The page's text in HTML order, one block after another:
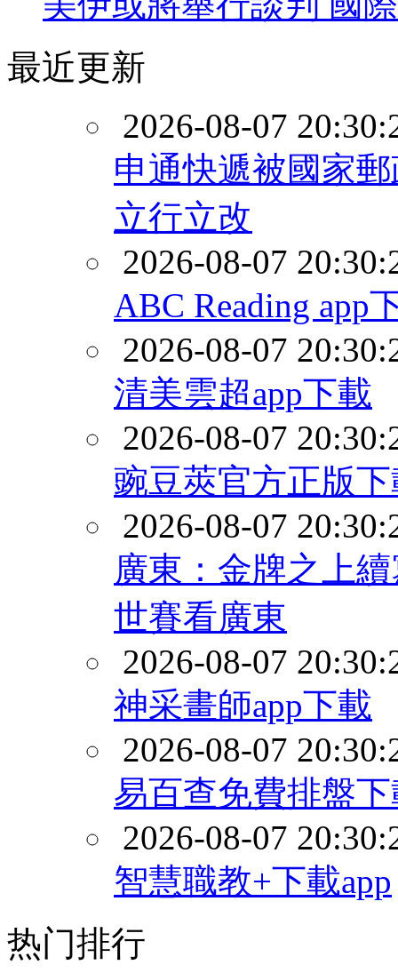
最近更新
2026-08-07
申通快遞被國家
立行立改
2026-08-07
ABC Reading app
2026-08-07
清美雲超app下載
2026-08-07
豌豆莢官方正版
2026-08-07
廣東：金牌之上
世賽看廣東
2026-08-07
神采畫師app下載
2026-08-07
易百查免費排盤
2026-08-07
智慧職教+下載app
热门排行